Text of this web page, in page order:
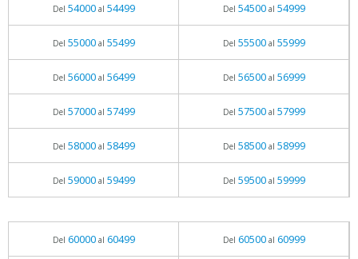
Del 54000al 54499 Del 54500al 54999
Del 55000al 55499 Del 55500al 55999
Del 56000al 56499 Del 56500al 56999
Del 57000al 57499 Del 57500al 57999
Del 58000al 58499 Del 58500al 58999
Del 59000al 59499 Del 59500al 59999
Del 60000al 60499 Del 60500al 60999